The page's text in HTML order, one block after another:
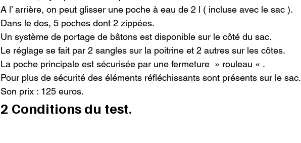
A l’ arrière, on peut glisser une poche à eau de 2 l ( incluse avec le sac ).
Dans le dos, 5 poches dont 2 zippées.
Un système de portage de bâtons est disponible sur le côté du sac.
Le réglage se fait par 2 sangles sur la poitrine et 2 autres sur les côtes.
La poche principale est sécurisée par une fermeture  » rouleau « .
Pour plus de sécurité des éléments réfléchissants sont présents sur le sac.
Son prix : 125 euros.
2 Conditions du test.